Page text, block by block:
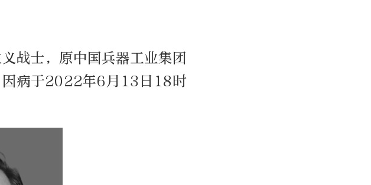
战士，原中国兵器工业集团
因病于2022年6月13日18时